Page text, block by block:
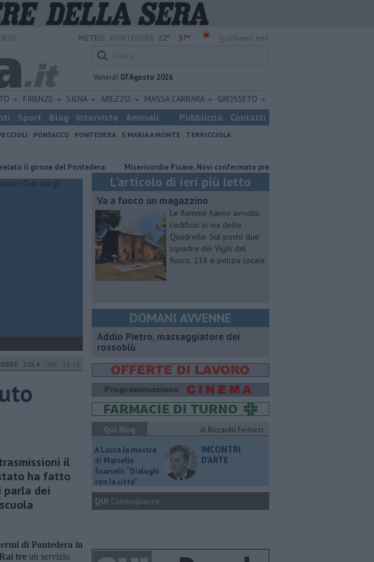
METEO: 22° 37°
Venerdì 07 Agosto 2026
FIRENZE SIENA AREZZO MASSA CARRARA GROSSETO
Sport Blog Interviste Animali Pubblicità Contatti
PONSACCO PONTEDERA S.MARIA A MONTE
TERRICCIOLA
girone del Pontedera Misericordie Pisane, Novi confermato presidente
2014 ORE 16:36
il
ha fatto
parla dei
di Pontedera in
tre un servizio
L'articolo di ieri più letto
Va a fuoco un magazzino
Le fiamme hanno avvolto
l'edificio in via delle
Quadrelle. Sul posto due
squadre dei Vigili del
fuoco, 118 e polizia locale
DOMANI AVVENNE
Addio Pietro, massaggiatore dei
rossoblù
Qui Blog
di Riccardo Ferrucci
A Lucca la mostra
di Marcello
Scarselli “Dialoghi
con la città"
INCONTRI
D'ARTE
QUI Condoglianze